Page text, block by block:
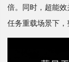
倍。同时，超能
任务重载场景下，